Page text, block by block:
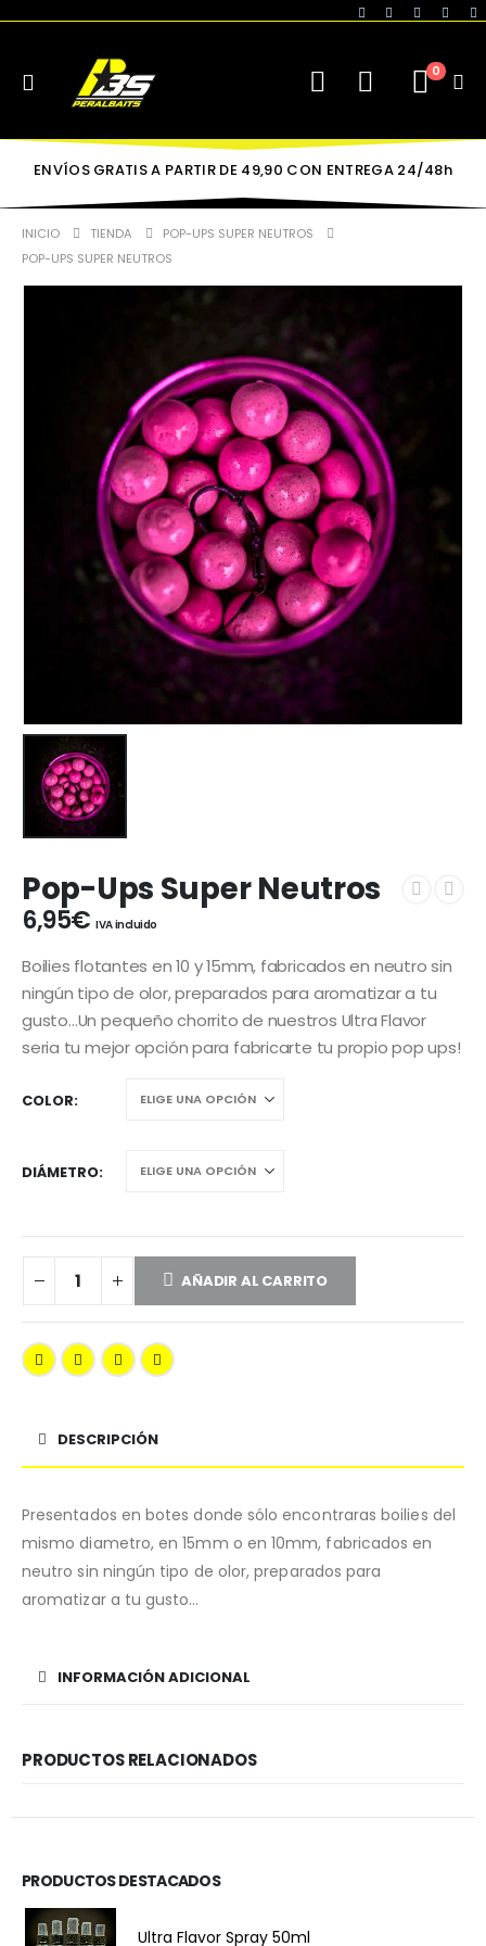
0
ENVÍOS GRATIS A PARTIR DE 49,90 CON ENTREGA 24/48h
INICIO TIENDA
POP-UPS SUPER NEUTROS
POP-UPS SUPER NEUTROS
Pop-Ups Super Neutros
6,95€ IVA incluido
Boilies flotantes en 10 y 15mm, fabricados en neutro sin
ningún tipo de olor, preparados para aromatizar a tu
gusto…Un pequeño chorrito de nuestros Ultra Flavor
seria tu mejor opción para fabricarte tu propio pop ups!
COLOR
DIÁMETRO
AÑADIR AL CARRITO
DESCRIPCIÓN
Presentados en botes donde sólo encontraras boilies del
mismo diametro, en 15mm o en 10mm, fabricados en
neutro sin ningún tipo de olor, preparados para
aromatizar a tu gusto…
INFORMACIÓN ADICIONAL
PRODUCTOS RELACIONADOS
PRODUCTOS DESTACADOS
Ultra Flavor Spray 50ml